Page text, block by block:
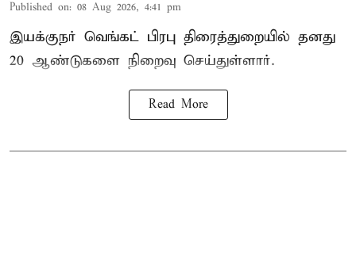
Published on: 08 Aug 2026, 4:41 pm
இயக்குநர் வெங்கட் பிரபு திரைத்துறையில் தனது
20 ஆண்டுகளை நிறைவு செய்துள்ளார்.
Read More